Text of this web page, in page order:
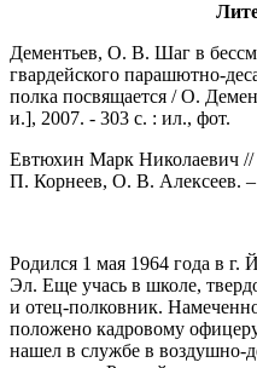
Дементьев, О. В. Шаг в
гвардейского парашютно-
полка посвящается / О.
и.], 2007. - 303 с. : ил., фот.
Евтюхин Марк Николаевич //
П. Корнеев, О. В. Алексеев.
Родился 1 мая 1964 года в
Эл. Еще учась в школе,
и отец-полковник.
положено кадровому
нашел в службе в воздушно-